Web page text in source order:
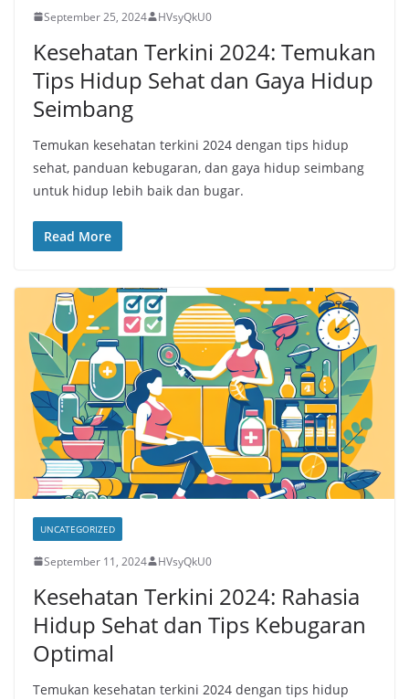
September 25, 2024 HVsyQkU0
Kesehatan Terkini 2024: Temukan
Tips Hidup Sehat dan Gaya Hidup
Seimbang
Temukan kesehatan terkini 2024 dengan tips hidup
sehat, panduan kebugaran, dan gaya hidup seimbang
untuk hidup lebih baik dan bugar.
Read More
UNCATEGORIZED
September 11, 2024 HVsyQkU0
Kesehatan Terkini 2024: Rahasia
Hidup Sehat dan Tips Kebugaran
Optimal
Temukan kesehatan terkini 2024 dengan tips hidup